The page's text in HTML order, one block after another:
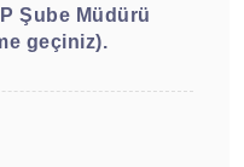
Şube Müdürü
geçiniz).